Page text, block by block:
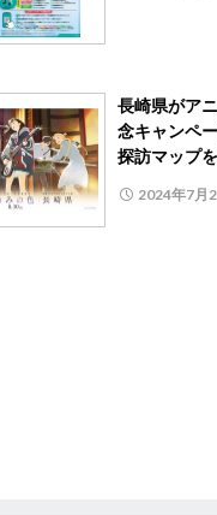
長崎県がア
念キャンペ
探訪マップ
2024年7月